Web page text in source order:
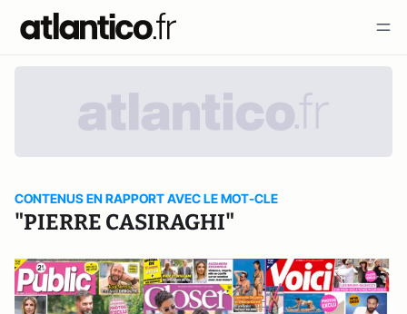
CONTENUS EN RAPPORT AVEC LE MOT-CLE
"PIERRE CASIRAGHI"